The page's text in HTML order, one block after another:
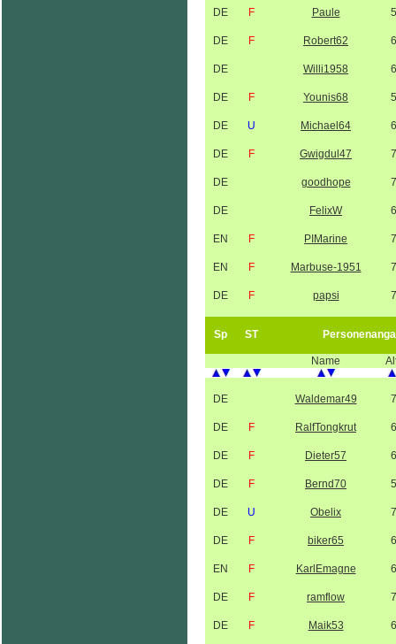
DE F Paule
DE F Robert62
DE Willi1958
DE F Younis68
DE U Michael64
DE F Gwigdul47
DE goodhope
DE FelixW
EN F PIMarine
EN F Marbuse-1951
DE F papsi
Sp ST
Name
DE Waldemar49
DE F RalfTongkrut
DE F Dieter57
DE F Bernd70
DE U Obelix
DE F biker65
EN F KarlEmagne
DE F ramflow
DE F Maik53